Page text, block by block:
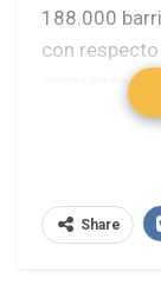
188.000
con
Kuwait,
Share